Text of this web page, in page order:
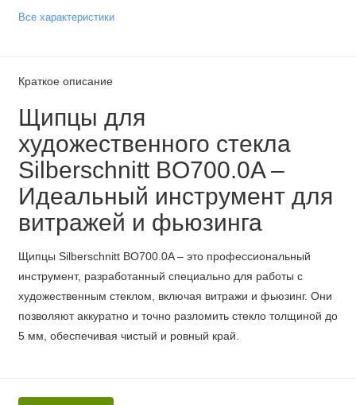
Все характеристики
Краткое описание
Щипцы для
художественного стекла
Silberschnitt BO700.0A –
Идеальный инструмент для
витражей и фьюзинга
Щипцы Silberschnitt BO700.0A – это профессиональный
инструмент, разработанный специально для работы с
художественным стеклом, включая витражи и фьюзинг. Они
позволяют аккуратно и точно разломить стекло толщиной до
5 мм, обеспечивая чистый и ровный край.